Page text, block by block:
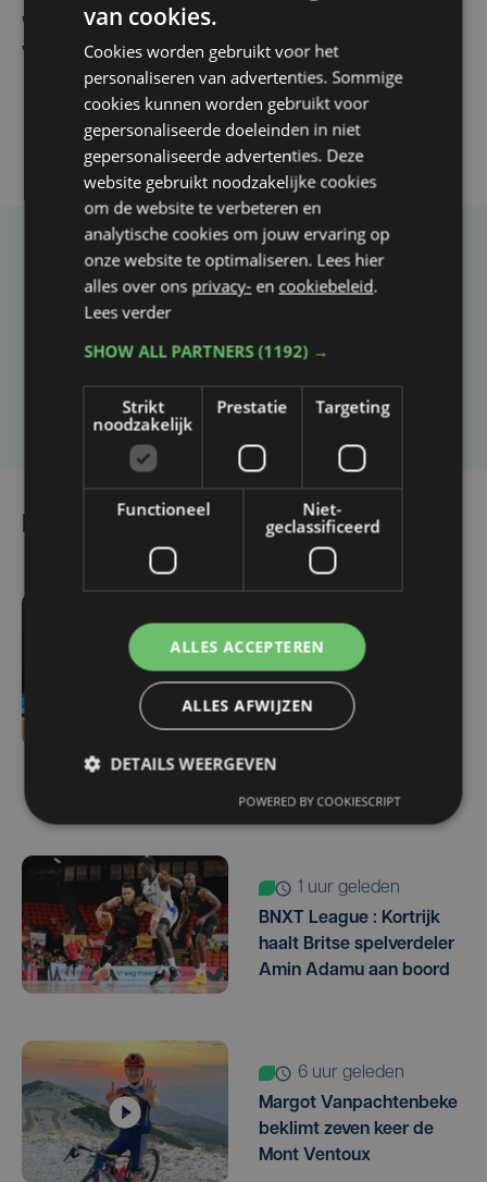
West, dat ook een nieuwe voltijdse gynaecoloog
verwelkomt
Taalfout opgemerkt?
Heb je een taal- of schrijffout opgemerkt in dit
Laat het ons weten
Lees ook
-1058 sec. geleden
Meteen een West-
Vlaamse derby:
kampioen Club Brugge
ontvangt promovendus
KV Kortrijk op
1 uur geleden
BNXT League : Kortrijk
haalt Britse spelverdeler
Amin Adamu aan boord
6 uur geleden
Margot Vanpachtenbeke
beklimt zeven keer de
Mont Ventoux
van cookies.
Cookies worden gebruikt voor het
personaliseren van advertenties. Sommige
cookies kunnen worden gebruikt voor
gepersonaliseerde doeleinden in niet
gepersonaliseerde advertenties. Deze
website gebruikt noodzakelijke cookies
om de website te verbeteren en
analytische cookies om jouw ervaring op
onze website te optimaliseren. Lees hier
alles over ons privacy- en cookiebeleid.
Lees verder
SHOW ALL PARTNERS(1192) →
Strikt
noodzakelijk
Prestatie Targeting
Functioneel
Niet-
geclassificeerd
ALLES ACCEPTEREN
ALLES AFWIJZEN
DETAILS WEERGEVEN
POWERED BY COOKIESCRIPT